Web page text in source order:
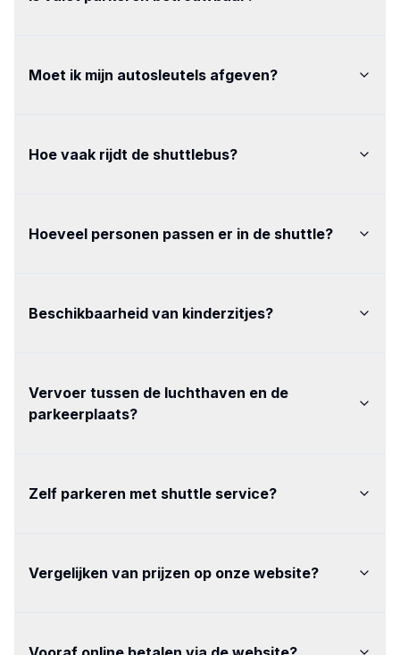
Moet ik mijn autosleutels afgeven?
Hoe vaak rijdt de shuttlebus?
Hoeveel personen passen er in de shuttle?
Beschikbaarheid van kinderzitjes?
Vervoer tussen de luchthaven en de
parkeerplaats?
Zelf parkeren met shuttle service?
Vergelijken van prijzen op onze website?